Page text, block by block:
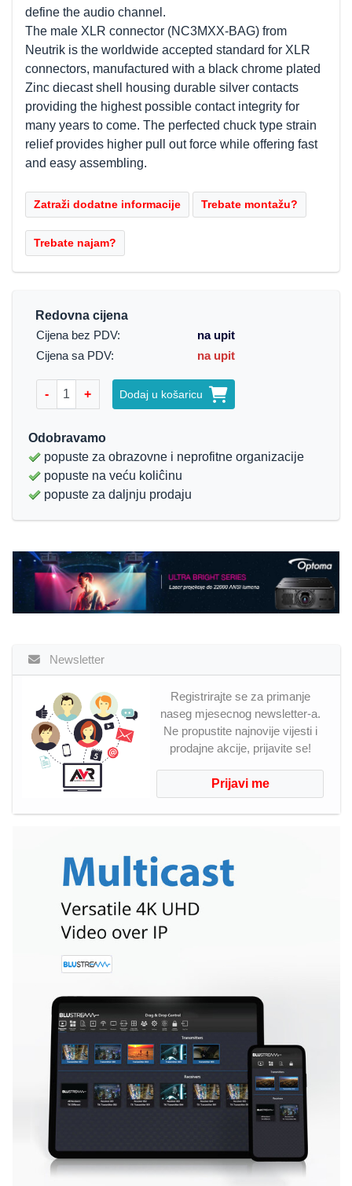
define the audio channel.
The male XLR connector (NC3MXX-BAG) from
Neutrik is the worldwide accepted standard for XLR
connectors, manufactured with a black chrome plated
Zinc diecast shell housing durable silver contacts
providing the highest possible contact integrity for
many years to come. The perfected chuck type strain
relief provides higher pull out force while offering fast
and easy assembling.
Redovna cijena
Cijena bez PDV:
na upit
Cijena sa PDV:
na upit
- + Dodaj u košaricu
Odobravamo
popuste za obrazovne i neprofitne organizacije
popuste na veću koliĉinu
popuste za daljnju prodaju
Newsletter
Registrirajte se za primanje
naseg mjesecnog newsletter-a.
Ne propustite najnovije vijesti i
prodajne akcije, prijavite se!
Prijavi me